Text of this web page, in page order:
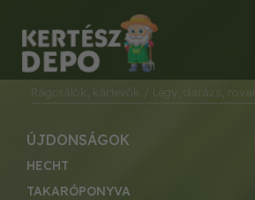
Rágcsálók, kártevők / Légy, darázs, rovar
ÚJDONSÁGOK
HECHT
TAKARÓPONYVA